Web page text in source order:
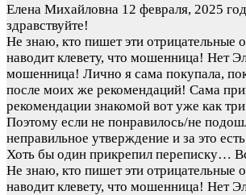
Елена Михайловна 12 февраля, 2025 год
здравствуйте!
Не знаю, кто пишет эти отрицательные
наводит клевету, что мошенница! Нет
мошенница! Лично я сама покупала,
после моих же рекомендаций! Сама
рекомендации знакомой вот уже как
Поэтому если не понравилось/не
неправильное утверждение и за это
Хоть бы один прикрепил переписку…
Не знаю, кто пишет эти отрицательные
наводит клевету, что мошенница! Нет